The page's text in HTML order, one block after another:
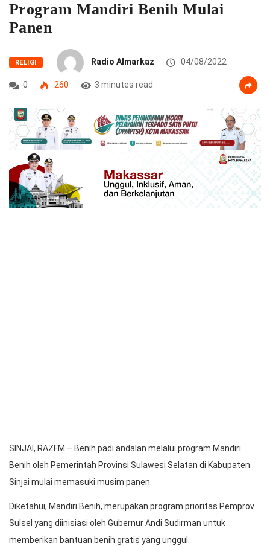
Program Mandiri Benih Mulai
Panen
RELIGI Radio Almarkaz 04/08/2022
0 260 3 minutes read
SINJAI, RAZFM – Benih padi andalan melalui program Mandiri
Benih oleh Pemerintah Provinsi Sulawesi Selatan di Kabupaten
Sinjai mulai memasuki musim panen.
Diketahui, Mandiri Benih, merupakan program prioritas Pemprov
Sulsel yang diinisiasi oleh Gubernur Andi Sudirman untuk
memberikan bantuan benih gratis yang unggul.